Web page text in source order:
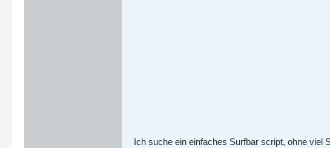
Ich suche ein einfaches Surfbar script, ohne viel